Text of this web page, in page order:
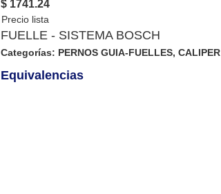
$ 1741.24
FUELLE - SISTEMA BOSCH
Categorías: PERNOS GUIA-FUELLES, CALIPER
Equivalencias